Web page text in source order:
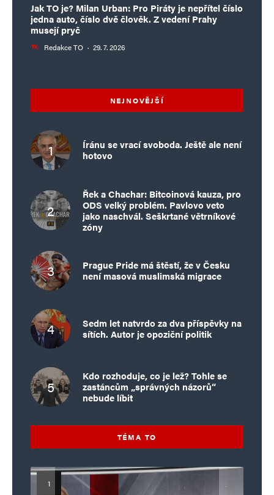
Jak TO je? Milan Urban: Pro Piráty je nepřítel číslo
jedna auto, číslo dvě člověk. Z vedení Prahy
musejí pryč
Redakce TO · 29. 7. 2026
NEJNOVĚJŠÍ
Íránu se vrací svoboda. Ještě ale není
hotovo
Řek a Chachar: Bitcoinová kauza, pro
ODS velký problém. Pavlovo veto
jako naschvál. Seškrtané větrníkové
zóny
Prague Pride má štěstí, že v Česku
není masová muslimská migrace
Sedm let natvrdo za dva příspěvky na
sítích. Autor je opoziční politik
Kdo rozhoduje, co je lež? Tohle se
zastáncům „správných názorů“
nebude líbit
TÉMA TO